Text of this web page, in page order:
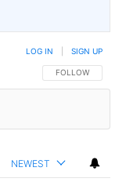
FOLLOW THIS
FOLLOW
LOG IN SIGN UP
NEWEST